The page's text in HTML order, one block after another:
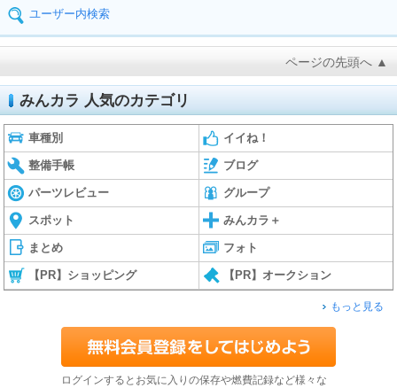
ユーザー内検索
ページの先頭へ ▲
みんカラ 人気のカテゴリ
車種別 イイね！
整備手帳 ブログ
パーツレビュー グループ
スポット みんカラ＋
まとめ フォト
【PR】ショッピング 【PR】オークション
もっと見る
ログインするとお気に入りの保存や燃費記録など様々な